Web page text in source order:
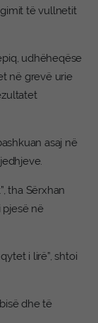
të vullnetit
udhëheqëse
në grevë urie
asaj në
tha Sërxhan
pjesë në
i lirë”, shtoi
dhe të